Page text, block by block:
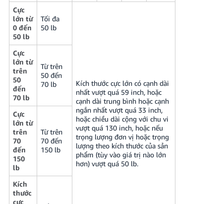
Cực
lớn từ
0 đến
50 lb
Tối đa
50 lb
Kích thước cực lớn có cạnh dài
nhất vượt quá 59 inch, hoặc
cạnh dài trung bình hoặc cạnh
ngắn nhất vượt quá 33 inch,
hoặc chiều dài cộng với chu vi
vượt quá 130 inch, hoặc nếu
trọng lượng đơn vị hoặc trọng
lượng theo kích thước của sản
phẩm (tùy vào giá trị nào lớn
hơn) vượt quá 50 lb.
Cực
lớn từ
trên
50
đến
70 lb
Từ trên
50 đến
70 lb
Cực
lớn từ
trên
70
đến
150
lb
Từ trên
70 đến
150 lb
Kích
thước
cực